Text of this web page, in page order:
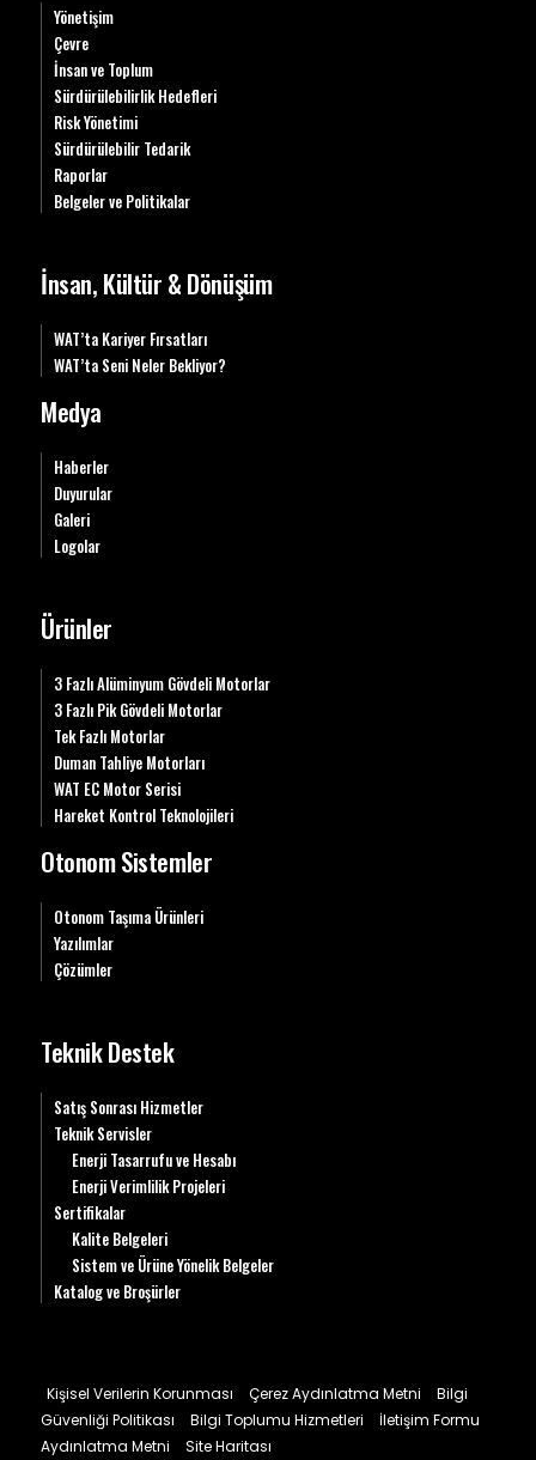
Yönetişim
Çevre
İnsan ve Toplum
Sürdürülebilirlik Hedefleri
Risk Yönetimi
Sürdürülebilir Tedarik
Raporlar
Belgeler ve Politikalar
İnsan, Kültür & Dönüşüm
WAT’ta Kariyer Fırsatları
WAT’ta Seni Neler Bekliyor?
Medya
Haberler
Duyurular
Galeri
Logolar
Ürünler
3 Fazlı Alüminyum Gövdeli Motorlar
3 Fazlı Pik Gövdeli Motorlar
Tek Fazlı Motorlar
Duman Tahliye Motorları
WAT EC Motor Serisi
Hareket Kontrol Teknolojileri
Otonom Sistemler
Otonom Taşıma Ürünleri
Yazılımlar
Çözümler
Teknik Destek
Satış Sonrası Hizmetler
Teknik Servisler
Enerji Tasarrufu ve Hesabı
Enerji Verimlilik Projeleri
Sertifikalar
Kalite Belgeleri
Sistem ve Ürüne Yönelik Belgeler
Katalog ve Broşürler
Kişisel Verilerin Korunması Çerez Aydınlatma Metni
Bilgi
Güvenliği Politikası
Bilgi Toplumu Hizmetleri
İletişim Formu
Aydınlatma Metni
Site Haritası